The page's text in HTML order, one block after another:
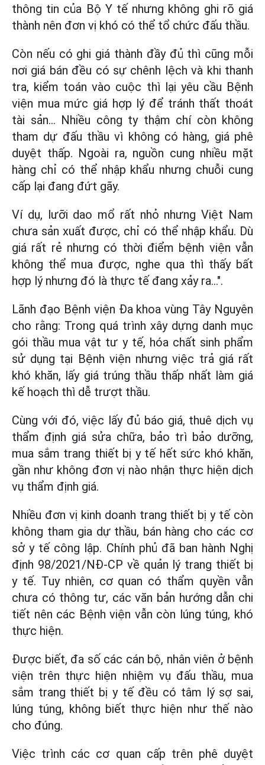
thông tin của Bộ Y tế nhưng không ghi rõ giá
thành nên đơn vị khó có thể tổ chức đấu thầu.
Còn nếu có ghi giá thành đầy đủ thì cũng mỗi
nơi giá bán đều có sự chênh lệch và khi thanh
tra, kiểm toán vào cuộc thì lại yêu cầu Bệnh
viện mua mức giá hợp lý để tránh thất thoát
tài sản... Nhiều công ty thậm chí còn không
tham dự đấu thầu vì không có hàng, giá phê
duyệt thấp. Ngoài ra, nguồn cung nhiều mặt
hàng chỉ có thể nhập khẩu nhưng chuỗi cung
cấp lại đang đứt gãy.
Ví dụ, lưỡi dao mổ rất nhỏ nhưng Việt Nam
chưa sản xuất được, chỉ có thể nhập khẩu. Dù
giá rất rẻ nhưng có thời điểm bệnh viện vẫn
không thể mua được, nghe qua thì thấy bất
hợp lý nhưng đó là thực tế đang xảy ra...".
Lãnh đạo Bệnh viện Đa khoa vùng Tây Nguyên
cho rằng: Trong quá trình xây dựng danh mục
gói thầu mua vật tư y tế, hóa chất sinh phẩm
sử dụng tại Bệnh viện nhưng việc trả giá rất
khó khăn, lấy giá trúng thầu thấp nhất làm giá
kế hoạch thì dễ trượt thầu.
Cùng với đó, việc lấy đủ báo giá, thuê dịch vụ
thẩm định giá sửa chữa, bảo trì bảo dưỡng,
mua sắm trang thiết bị y tế hết sức khó khăn,
gần như không đơn vị nào nhận thực hiện dịch
vụ thẩm định giá.
Nhiều đơn vị kinh doanh trang thiết bị y tế còn
không tham gia dự thầu, bán hàng cho các cơ
sở y tế công lập. Chính phủ đã ban hành Nghị
định 98/2021/NĐ-CP về quản lý trang thiết bị
y tế. Tuy nhiên, cơ quan có thẩm quyền vẫn
chưa có thông tư, các văn bản hướng dẫn chi
tiết nên các Bệnh viện vẫn còn lúng túng, khó
thực hiện.
Được biết, đa số các cán bộ, nhân viên ở bệnh
viện trên thực hiện nhiệm vụ đấu thầu, mua
sắm trang thiết bị y tế đều có tâm lý sợ sai,
lúng túng, không biết thực hiện như thế nào
cho đúng.
Việc trình các cơ quan cấp trên phê duyệt